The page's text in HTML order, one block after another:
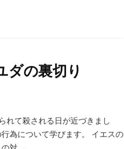
ダの裏切り
れて殺される日が近づきまし
為について学びます。 イエスの